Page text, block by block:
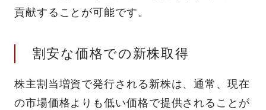
貢献することが可能です。
割安な価格での新株取得
株主割当増資で発行される新株は、通常、現在
の市場価格よりも低い価格で提供されることが